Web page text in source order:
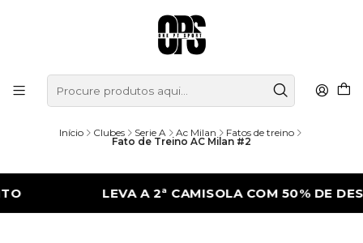
Início Clubes Serie A Ac Milan Fatos de treino
Fato de Treino AC Milan #2
LEVA A 2ª CAMISOLA COM 50% DE